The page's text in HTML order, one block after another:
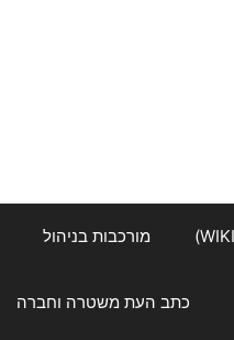
מורכבות בניהול
כתב העת משטרה וחברה